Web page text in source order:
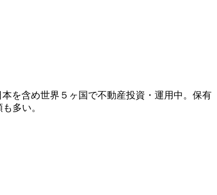
を含め世界５ヶ国で不動産投資・運用中。保有
多い。